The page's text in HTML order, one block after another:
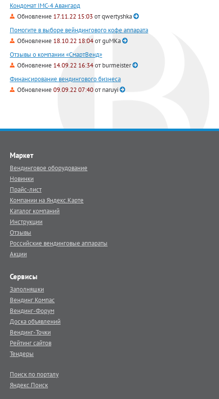
Кондомат IMC-4 Авангард
Обновление 17.11.22 15:03 отqwertyshka
Помогите в выборе вейндингового кофе аппарата
Обновление 18.10.22 18:04отguMKa
Отзывы о компании «СмартВенд»
Обновление 14.09.22 16:34отburmeister
Финансирование вендингового бизнеса
Обновление 09.09.22 07:40отnaruyi
Маркет
Вендинговое оборудование
Новинки
Прайс-лист
Компании на Яндекс.Карте
Каталог компаний
Инструкции
Отзывы
Российские вендинговые аппараты
Акции
Сервисы
Заполняшки
Вендинг.Компас
Вендинг-Форум
Доска объявлений
Вендинг-Точки
Рейтинг сайтов
Тендеры
Поиск по порталу
Яндекс.Поиск